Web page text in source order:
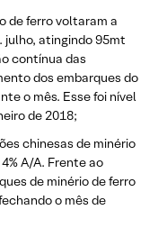
de ferro voltaram a
julho, atingindo 95mt
contínua das
dos embarques do
o mês. Esse foi nível
de 2018;
chinesas de minério
A/A. Frente ao
de minério de ferro
o mês de